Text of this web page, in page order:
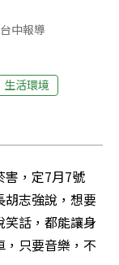
中報導
生活環境
害，定7月7號
胡志強說，想要
話，都能讓身
只要音樂，不